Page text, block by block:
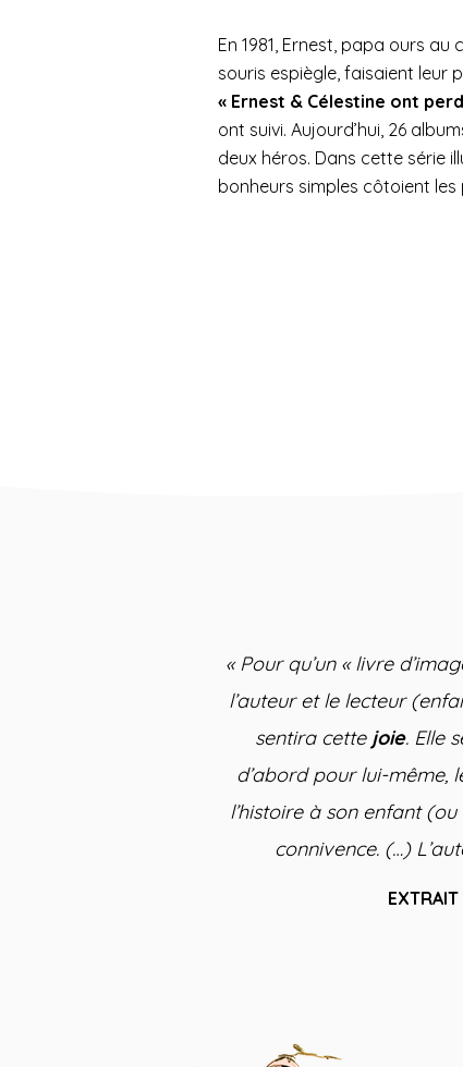
En 1981, Ernest, papa ours
souris espiègle, faisaient leur
« Ernest & Célestine ont
ont suivi. Aujourd’hui, 26
deux héros. Dans cette série
bonheurs simples côtoient
« Pour qu’un « livre
l’auteur et le lecteur
sentira cette joie. Elle
d’abord pour lui-même,
l’histoire à son enfant
connivence. (…)
EXTRAIT